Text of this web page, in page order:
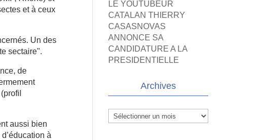
et à ceux
Un des
sectaire".
de
aussi bien
à
LE YOUTUBEUR
CATALAN THIERRY
CASASNOVAS
ANNONCE SA
CANDIDATURE A LA
PRESIDENTIELLE
Archives
Archives